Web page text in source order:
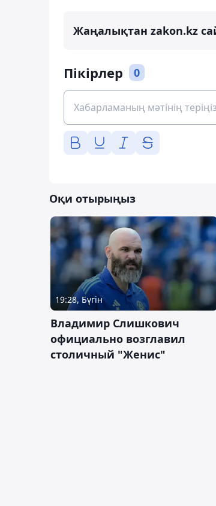
Жаңалықтан zakon.kz
Пікірлер 0
Оқи отырыңыз
19:28, Бүгін
Владимир Слишкович
официально возглавил
столичный "Женис"